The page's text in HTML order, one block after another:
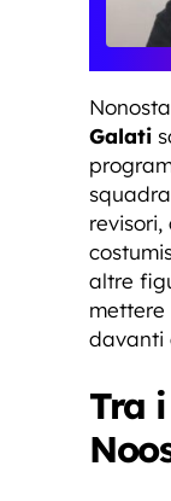
Galati
altre
mettere
davanti
Tra